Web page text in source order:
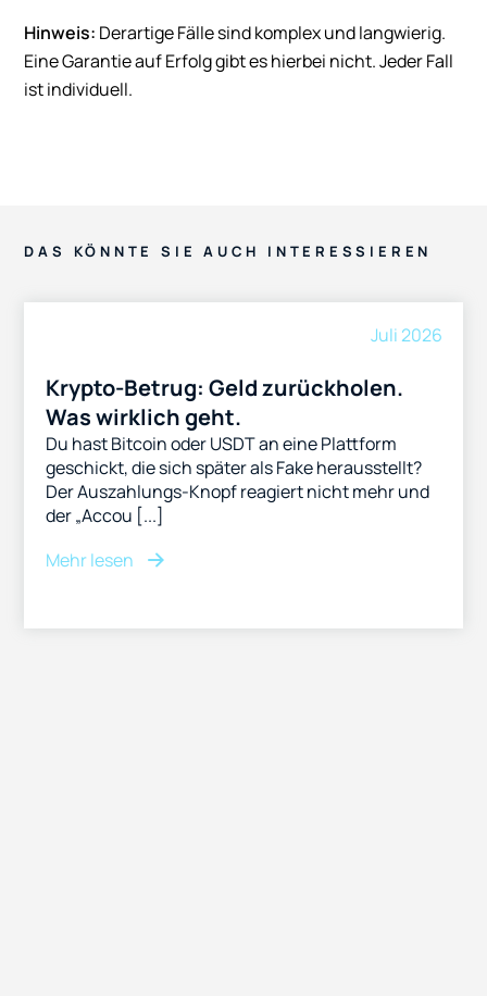
Hinweis: Derartige Fälle sind komplex und langwierig.
Eine Garantie auf Erfolg gibt es hierbei nicht. Jeder Fall
ist individuell.
DAS KÖNNTE SIE AUCH INTERESSIEREN
Juli 2026
Krypto-Betrug: Geld zurückholen.
Was wirklich geht.
Du hast Bitcoin oder USDT an eine Plattform
geschickt, die sich später als Fake herausstellt?
Der Auszahlungs-Knopf reagiert nicht mehr und
der „Accou [...]
Mehr lesen